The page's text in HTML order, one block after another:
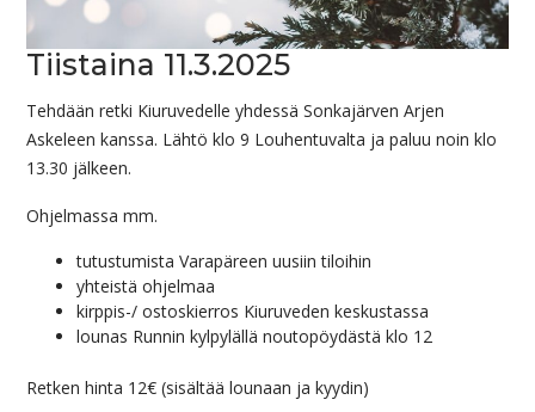
Tiistaina 11.3.2025
Tehdään retki Kiuruvedelle yhdessä Sonkajärven Arjen
Askeleen kanssa. Lähtö klo 9 Louhentuvalta ja paluu noin klo
13.30 jälkeen.
Ohjelmassa mm.
tutustumista Varapäreen uusiin tiloihin
yhteistä ohjelmaa
kirppis-/ ostoskierros Kiuruveden keskustassa
lounas Runnin kylpylällä noutopöydästä klo 12
Retken hinta 12€ (sisältää lounaan ja kyydin)